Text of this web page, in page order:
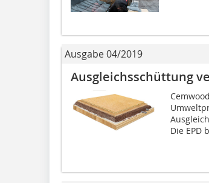
Ausgabe 04/2019
Ausgleichsschüttung
Die EPD